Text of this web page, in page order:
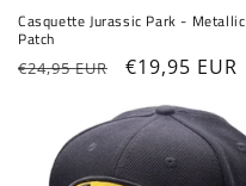
Casquette Jurassic Park - Metallic
Patch
Prix
€24,95 EUR
Prix
€19,95 EUR